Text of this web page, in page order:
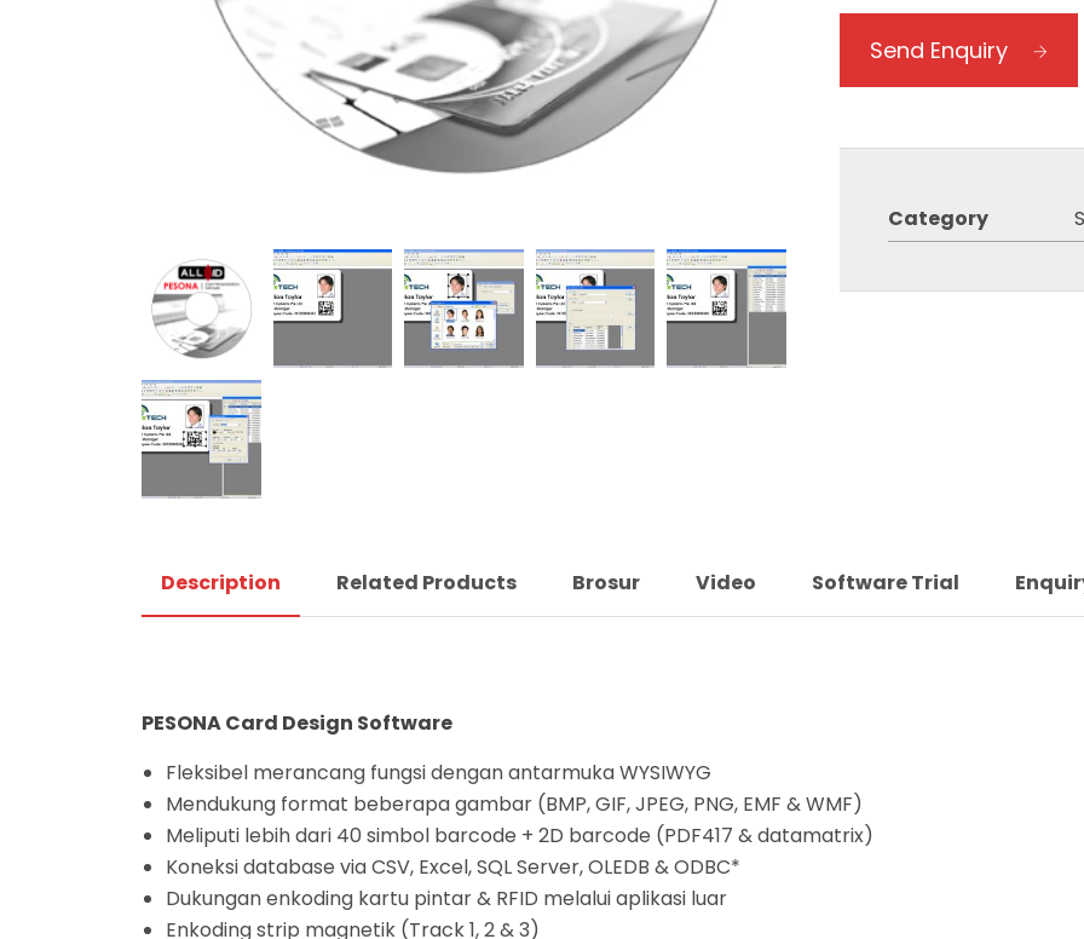
Send Enquiry
Category
Description Related Products Brosur Video Software Trial
PESONACard Design Software
Fleksibel merancang fungsi dengan antarmuka WYSIWYG
Mendukung format beberapa gambar (BMP, GIF, JPEG, PNG, EMF & WMF)
Meliputi lebih dari 40 simbol barcode + 2D barcode (PDF417 & datamatrix)
Koneksi database via CSV, Excel, SQL Server, OLEDB & ODBC*
Dukungan enkoding kartu pintar & RFID melalui aplikasi luar
Enkoding strip magnetik (Track 1, 2 & 3)